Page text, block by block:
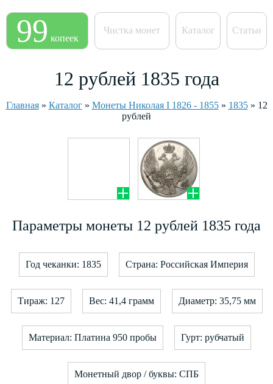
99 копеек
Чистка монет Каталог Статьи
12 рублей 1835 года
Главная» Каталог» Монеты Николая I 1826 - 1855» 1835» 12
рублей
Параметры монеты 12 рублей 1835 года
Год чеканки: 1835 Страна: Российская Империя
Тираж: 127 Вес: 41,4 грамм Диаметр: 35,75 мм
Материал: Платина 950 пробы Гурт: рубчатый
Монетный двор / буквы: СПБ